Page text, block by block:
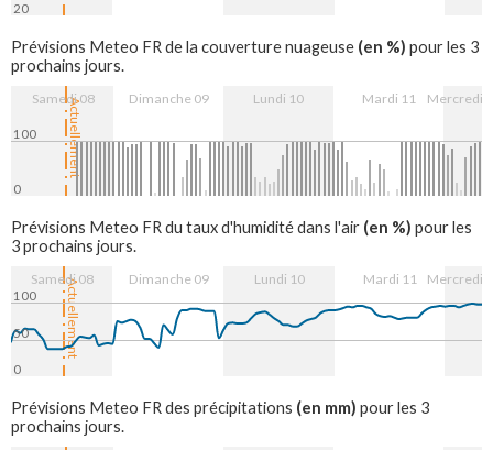
20
Prévisions Meteo FR de la couverture nuageuse (en %) pour les 3
prochains jours.
Actuellement
Samedi 08 Dimanche 09 Lundi 10 Mardi 11 Mercredi
0
100
Prévisions Meteo FR du taux d'humidité dans l'air (en %) pour les
3 prochains jours.
Actuellement
Samedi 08 Dimanche 09 Lundi 10 Mardi 11 Mercredi
0
50
100
Prévisions Meteo FR des précipitations (en mm) pour les 3
prochains jours.